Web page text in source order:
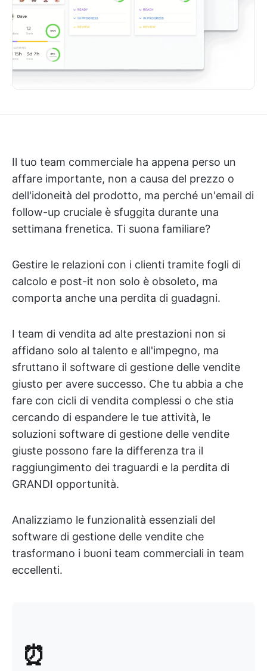
Il tuo team commerciale ha appena perso un
affare importante, non a causa del prezzo o
dell'idoneità del prodotto, ma perché un'email di
follow-up cruciale è sfuggita durante una
settimana frenetica. Ti suona familiare?
Gestire le relazioni con i clienti tramite fogli di
calcolo e post-it non solo è obsoleto, ma
comporta anche una perdita di guadagni.
I team di vendita ad alte prestazioni non si
affidano solo al talento e all'impegno, ma
sfruttano il software di gestione delle vendite
giusto per avere successo. Che tu abbia a che
fare con cicli di vendita complessi o che stia
cercando di espandere le tue attività, le
soluzioni software di gestione delle vendite
giuste possono fare la differenza tra il
raggiungimento dei traguardi e la perdita di
GRANDI opportunità.
Analizziamo le funzionalità essenziali del
software di gestione delle vendite che
trasformano i buoni team commerciali in team
eccellenti.
⏰